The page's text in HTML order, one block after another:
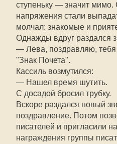
ступеньку — значит мимо.
напряжения стали
молчал: знакомые и
Однажды вдруг раздался
— Лева, поздравляю,
"Знак Почета".
Кассиль возмутился:
— Нашел время шутить.
С досадой бросил трубку.
Вскоре раздался новый
поздравление. Потом
писателей и пригласили
награждения группы